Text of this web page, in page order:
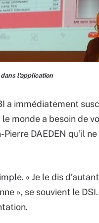
dans l'application
a immédiatement
le monde a besoin de
DAEDEN qu’il
« Je le dis
», se souvient le